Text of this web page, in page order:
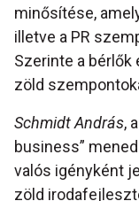
minősítése,
illetve a PR
Szerinte a bérlők
zöld
Schmidt András,
business”
valós igényként
zöld